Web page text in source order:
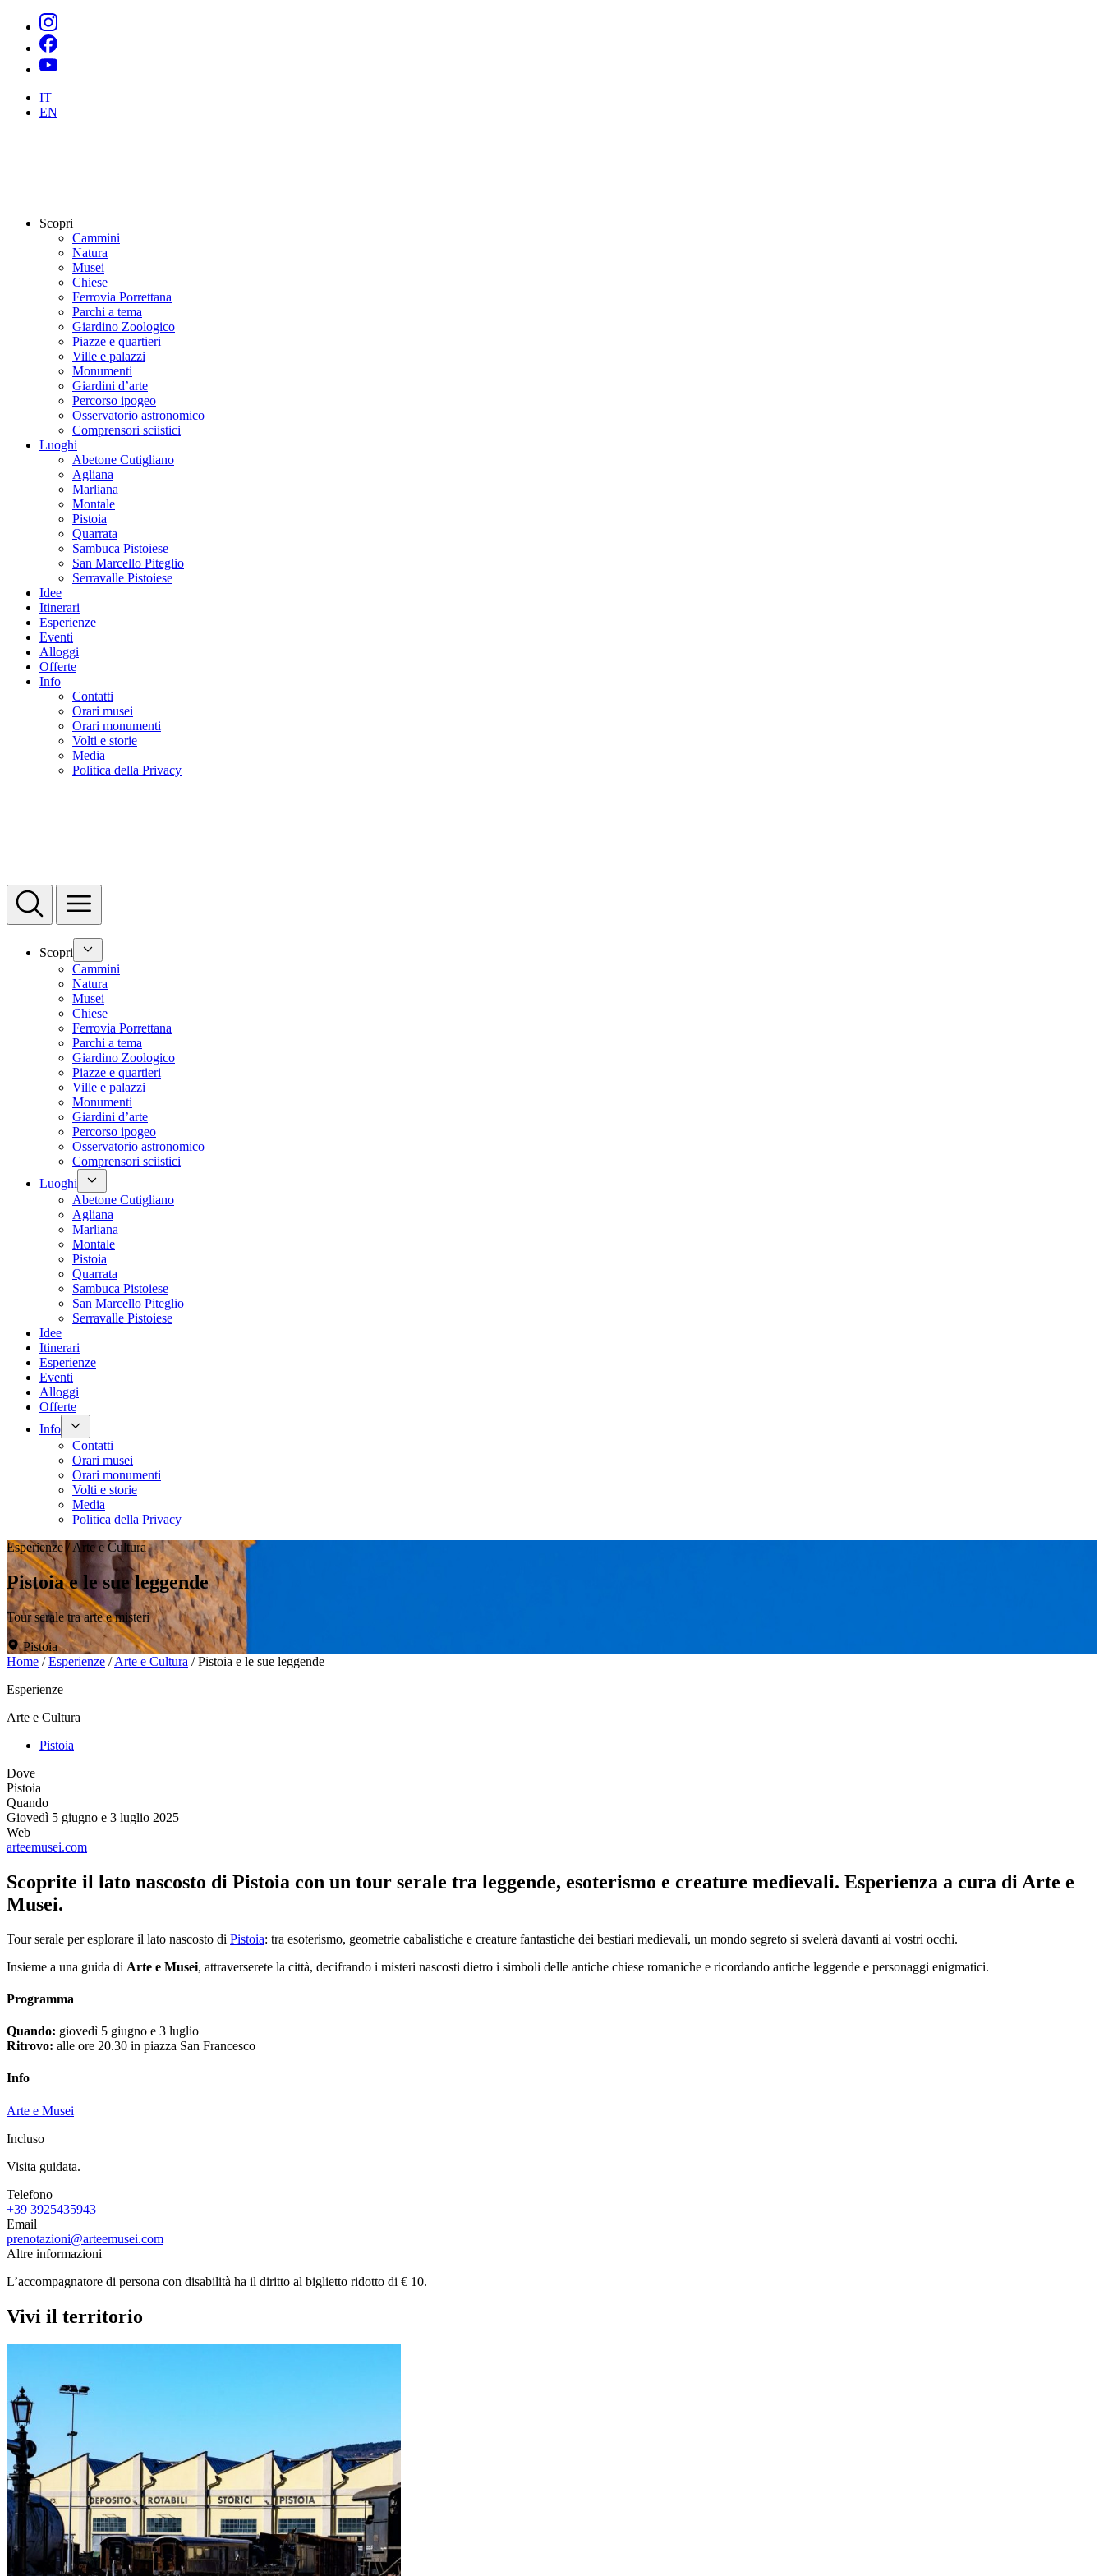
IT
EN
Scopri
Cammini
Natura
Musei
Chiese
Ferrovia Porrettana
Parchi a tema
Giardino Zoologico
Piazze e quartieri
Ville e palazzi
Monumenti
Giardini d’arte
Percorso ipogeo
Osservatorio astronomico
Comprensori sciistici
Luoghi
Abetone Cutigliano
Agliana
Marliana
Montale
Pistoia
Quarrata
Sambuca Pistoiese
San Marcello Piteglio
Serravalle Pistoiese
Idee
Itinerari
Esperienze
Eventi
Alloggi
Offerte
Info
Contatti
Orari musei
Orari monumenti
Volti e storie
Media
Politica della Privacy
Scopri
Cammini
Natura
Musei
Chiese
Ferrovia Porrettana
Parchi a tema
Giardino Zoologico
Piazze e quartieri
Ville e palazzi
Monumenti
Giardini d’arte
Percorso ipogeo
Osservatorio astronomico
Comprensori sciistici
Luoghi
Abetone Cutigliano
Agliana
Marliana
Montale
Pistoia
Quarrata
Sambuca Pistoiese
San Marcello Piteglio
Serravalle Pistoiese
Idee
Itinerari
Esperienze
Eventi
Alloggi
Offerte
Info
Contatti
Orari musei
Orari monumenti
Volti e storie
Media
Politica della Privacy
Esperienze / Arte e Cultura
Pistoia e le sue leggende
Tour serale tra arte e misteri
Pistoia
Home /Esperienze /Arte e Cultura /Pistoia e le sue leggende
Esperienze
Arte e Cultura
Pistoia
Dove
Pistoia
Quando
Giovedì 5 giugno e 3 luglio 2025
Web
arteemusei.com
Scoprite il lato nascosto di Pistoia con un tour serale tra leggende, esoterismo e creature medievali. Esperienza a cura di Arte e
Musei.
Tour serale per esplorare il lato nascosto di Pistoia: tra esoterismo, geometrie cabalistiche e creature fantastiche dei bestiari medievali, un mondo segreto si svelerà davanti ai vostri occhi.
Insieme a una guida di Arte e Musei, attraverserete la città, decifrando i misteri nascosti dietro i simboli delle antiche chiese romaniche e ricordando antiche leggende e personaggi enigmatici.
Programma
Quando: giovedì 5 giugno e 3 luglio
Ritrovo: alle ore 20.30 in piazza San Francesco
Info
Arte e Musei
Incluso
Visita guidata.
Telefono
+39 3925435943
Email
prenotazioni@arteemusei.com
Altre informazioni
L’accompagnatore di persona con disabilità ha il diritto al biglietto ridotto di € 10.
Vivi il territorio